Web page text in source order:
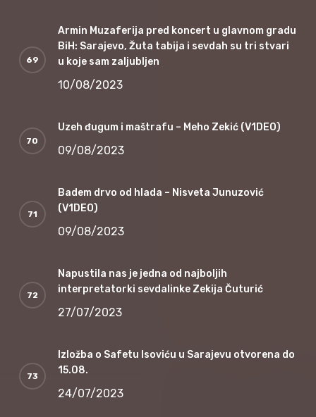
Armin Muzaferija pred koncert u glavnom gradu
BiH: Sarajevo, Žuta tabija i sevdah su tri stvari
u koje sam zaljubljen
10/08/2023
Uzeh đugum i maštrafu – Meho Zekić (V1DEO)
09/08/2023
Badem drvo od hlada – Nisveta Junuzović
(V1DEO)
09/08/2023
Napustila nas je jedna od najboljih
interpretatorki sevdalinke Zekija Čuturić
27/07/2023
Izložba o Safetu Isoviću u Sarajevu otvorena do
15.08.
24/07/2023